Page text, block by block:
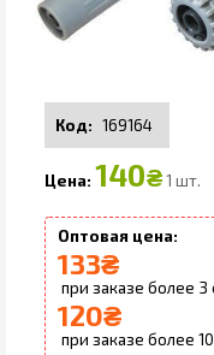
169164
140₴ 1 шт.
133₴
3
120₴
10